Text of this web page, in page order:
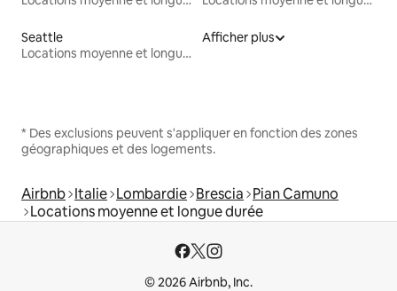
Seattle
Locations moyenne et longue durée
Afficher plus
* Des exclusions peuvent s'appliquer en fonction des zones
géographiques et des logements.
Airbnb Italie Lombardie Brescia Pian Camuno
Locations moyenne et longue durée
© 2026 Airbnb, Inc.